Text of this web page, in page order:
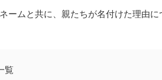
ームと共に、親たちが名付けた理由
覧